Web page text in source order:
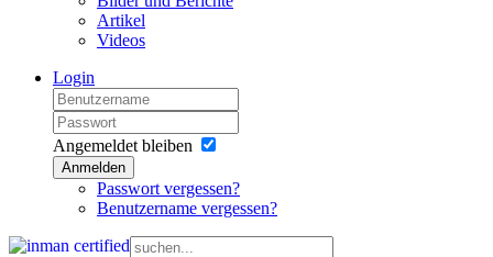
Artikel
Videos
Login
Angemeldet bleiben
Anmelden
Passwort vergessen?
Benutzername vergessen?